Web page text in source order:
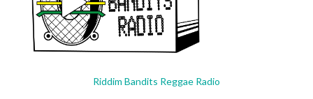
Riddim Bandits Reggae Radio